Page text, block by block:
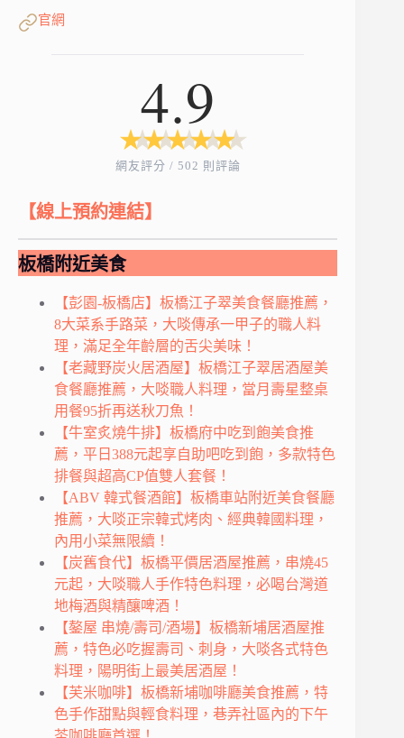
官網
4.9
★
★ ★
★ ★
★ ★
★ ★
★
網友評分 / 502 則評論
【線上預約連結】
板橋附近美食
【彭園-板橋店】板橋江子翠美食餐廳推薦，
8大菜系手路菜，大啖傳承一甲子的職人料
理，滿足全年齡層的舌尖美味！
【老藏野炭火居酒屋】板橋江子翠居酒屋美
食餐廳推薦，大啖職人料理，當月壽星整桌
用餐95折再送秋刀魚！
【牛室炙燒牛排】板橋府中吃到飽美食推
薦，平日388元起享自助吧吃到飽，多款特色
排餐與超高CP值雙人套餐！
【ABV 韓式餐酒館】板橋車站附近美食餐廳
推薦，大啖正宗韓式烤肉、經典韓國料理，
內用小菜無限續！
【炭舊食代】板橋平價居酒屋推薦，串燒45
元起，大啖職人手作特色料理，必喝台灣道
地梅酒與精釀啤酒！
【鏊屋 串燒/壽司/酒場】板橋新埔居酒屋推
薦，特色必吃握壽司、刺身，大啖各式特色
料理，陽明街上最美居酒屋！
【芙米咖啡】板橋新埔咖啡廳美食推薦，特
色手作甜點與輕食料理，巷弄社區內的下午